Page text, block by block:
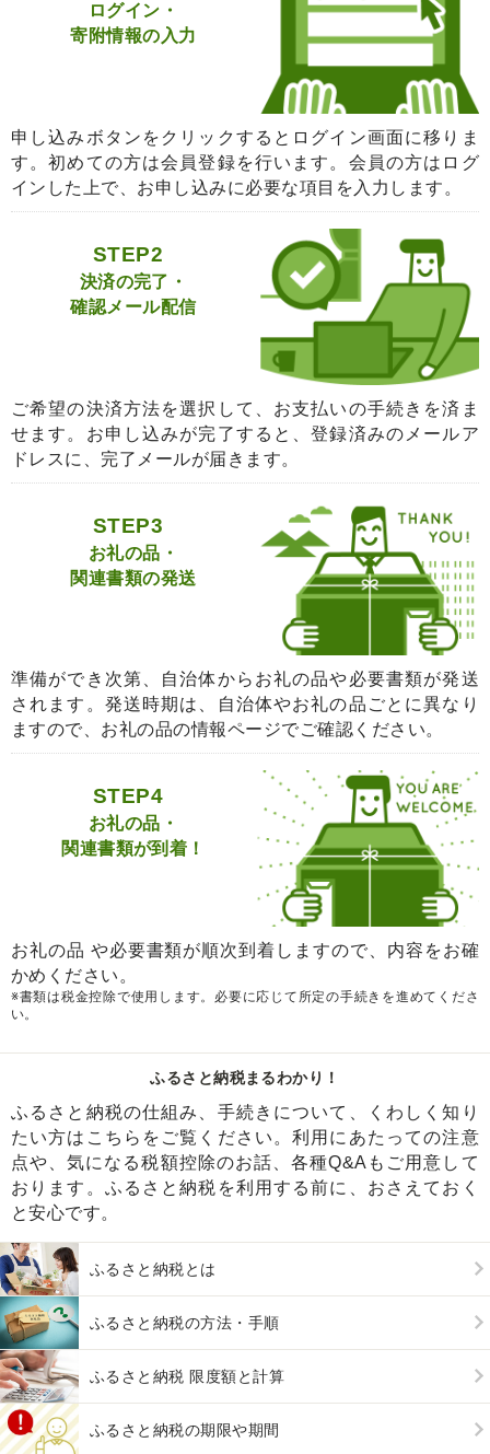
ログイン・
寄附情報の入力
申し込みボタンをクリックするとログイン画面に移りま
す。初めての方は会員登録を行います。会員の方はログ
インした上で、お申し込みに必要な項目を入力します。
STEP2
決済の完了・
確認メール配信
ご希望の決済方法を選択して、お支払いの手続きを済ま
せます。お申し込みが完了すると、登録済みのメールア
ドレスに、完了メールが届きます。
STEP3
お礼の品・
関連書類の発送
準備ができ次第、自治体からお礼の品や必要書類が発送
されます。発送時期は、自治体やお礼の品ごとに異なり
ますので、お礼の品の情報ページでご確認ください。
STEP4
お礼の品・
関連書類が到着！
お礼の品 や必要書類が順次到着しますので、内容をお確
かめください。
※書類は税金控除で使用します。必要に応じて所定の手続きを進めてくださ
い。
ふるさと納税まるわかり！
ふるさと納税の仕組み、手続きについて、くわしく知り
たい方はこちらをご覧ください。利用にあたっての注意
点や、気になる税額控除のお話、各種Q&Aもご用意して
おります。ふるさと納税を利用する前に、おさえておく
と安心です。
ふるさと納税とは
ふるさと納税の方法・手順
ふるさと納税 限度額と計算
ふるさと納税の期限や期間